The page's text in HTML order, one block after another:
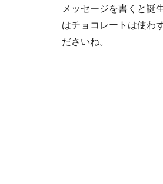
メッセージを書くと誕
はチョコレートは使わ
ださいね。